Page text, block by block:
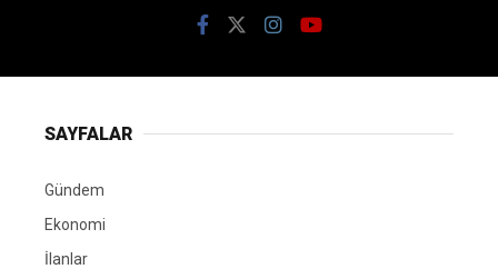
SAYFALAR
Gündem
Ekonomi
İlanlar